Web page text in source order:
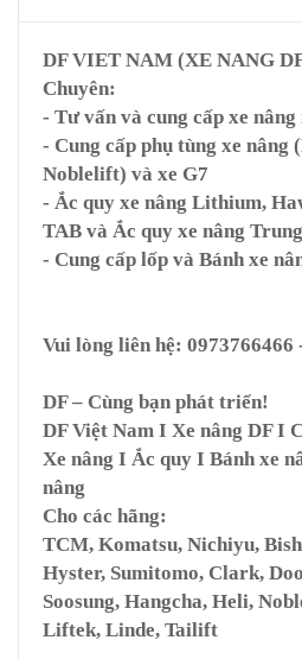
DF VIET NAM (XE NANG
Chuyên:
- Tư vấn và cung cấp xe nâng
- Cung cấp phụ tùng xe nâng
Noblelift) và xe G7
- Ắc quy xe nâng Lithium,
TAB và Ắc quy xe nâng
- Cung cấp lốp và Bánh xe
Vui lòng liên hệ: 0973766466
DF – Cùng bạn phát triển!
DF Việt Nam I Xe nâng DF I
Xe nâng I Ắc quy I Bánh xe
nâng
Cho các hãng:
TCM, Komatsu, Nichiyu,
Hyster, Sumitomo, Clark,
Soosung, Hangcha, Heli,
Liftek, Linde, Tailift